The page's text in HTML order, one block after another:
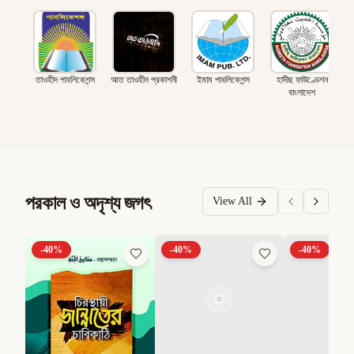
তাওহীদ পাবলিকেশন্স আত তাওহীদ প্রকাশনী ইমাম পাবলিকেশন্স
হাদীছ ফাউণ্ডেশন
বাংলাদেশ
পরকাল ও অদৃশ্য জগৎ View All
-40% -40% -40%